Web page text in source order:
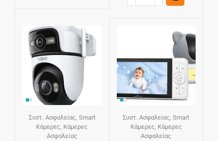
Συστ. Ασφαλείας, Smart
Κάμερες Κάμερες
Ασφαλείας
Συστ. Ασφαλείας ,Smart
Κάμερες, Κάμερες
Ασφαλείας